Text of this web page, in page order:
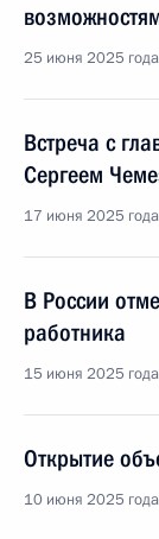
25 июня 2025
Встреча с
Сергеем
17 июня 2025
В России
работника
15 июня 2025
Открытие
10 июня 2025